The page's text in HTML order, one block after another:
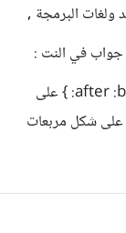
ولغات البرمجة ,
جواب في النت :
لماذا عندما أضيف العناصر الزاحفة { after :before: } على
شكل مربعات